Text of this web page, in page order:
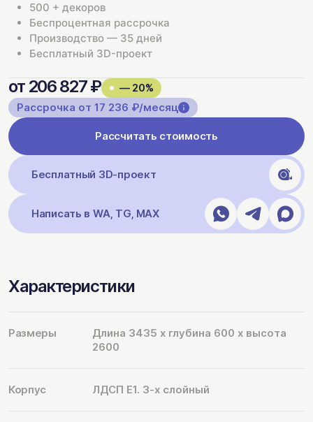
500 + декоров
Беспроцентная рассрочка
Производство — 35 дней
Бесплатный 3D-проект
от 206 827 ₽
— 20%
Рассрочка от 17 236 ₽/месяц
Рассчитать стоимость
Бесплатный 3D-проект
Написать в WA, TG, MAX
Характеристики
Размеры
Длина 3435 х глубина 600 х высота
2600
Корпус ЛДСП Е1. 3-х слойный